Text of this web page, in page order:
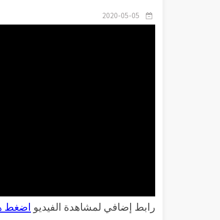
2020-05-05
رابط إضافي لمشاهدة الفيديو اضغط